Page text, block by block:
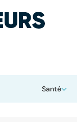
Santé